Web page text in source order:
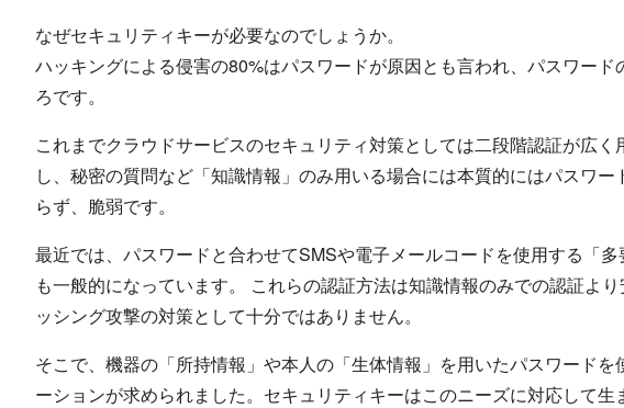
なぜセキュリティキーが必要なのでしょうか。
ハッキングによる侵害の80%はパスワードが原因とも言われ、パスワード
ろです。
これまでクラウドサービスのセキュリティ対策としては二段階認証が広
し、秘密の質問など「知識情報」のみ用いる場合には本質的にはパスワ
らず、脆弱です。
最近では、パスワードと合わせてSMSや電子メールコードを使用する「
も一般的になっています。 これらの認証方法は知識情報のみでの認証よ
ッシング攻撃の対策として十分ではありません。
そこで、機器の「所持情報」や本人の「生体情報」を用いたパスワードを
ーションが求められました。セキュリティキーはこのニーズに対応して生